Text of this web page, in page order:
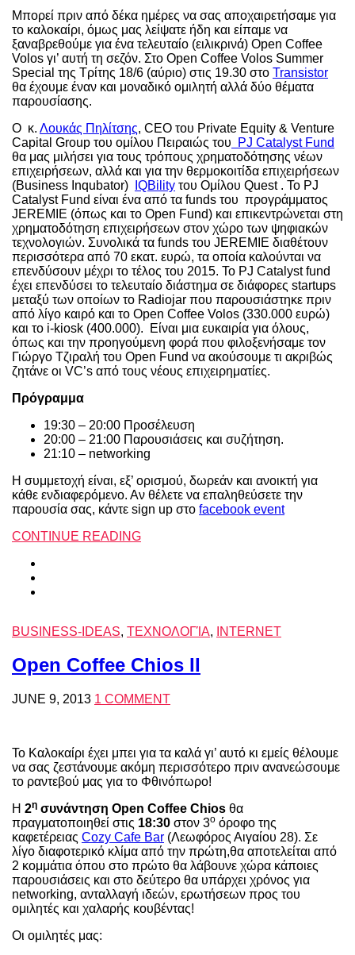
Μπορεί πριν από δέκα ημέρες να σας αποχαιρετήσαμε για
το καλοκαίρι, όμως μας λείψατε ήδη και είπαμε να
ξαναβρεθούμε για ένα τελευταίο (ειλικρινά) Open Coffee
Volos γι’ αυτή τη σεζόν. Στο Open Coffee Volos Summer
Special της Τρίτης 18/6 (αύριο) στις 19.30 στο Transistor
θα έχουμε έναν και μοναδικό ομιλητή αλλά δύο θέματα
παρουσίασης.
Ο κ. Λουκάς Πηλίτσης, CEO του Private Equity & Venture
Capital Group του ομίλου Πειραιώς του PJ Catalyst Fund
θα μας μιλήσει για τους τρόπους χρηματοδότησης νέων
επιχειρήσεων, αλλά και για την θερμοκοιτίδα επιχειρήσεων
(Business Inqubator)
IQBility του Ομίλου Quest . Το PJ
Catalyst Fund είναι ένα από τα funds του προγράμματος
JEREMIE (όπως και το Open Fund) και επικεντρώνεται στη
χρηματοδότηση επιχειρήσεων στον χώρο των ψηφιακών
τεχνολογιών. Συνολικά τα funds του JEREMIE διαθέτουν
περισσότερα από 70 εκατ. ευρώ, τα οποία καλούνται να
επενδύσουν μέχρι το τέλος του 2015. To PJ Catalyst fund
έχει επενδύσει το τελευταίο διάστημα σε διάφορες startups
μεταξύ των οποίων το Radiojar που παρουσιάστηκε πριν
από λίγο καιρό και το Open Coffee Volos (330.000 ευρώ)
και το i-kiosk (400.000). Είναι μια ευκαιρία για όλους,
όπως και την προηγούμενη φορά που φιλοξενήσαμε τον
Γιώργο Τζιραλή του Open Fund να ακούσουμε τι ακριβώς
ζητάνε οι VC’s από τους νέους επιχειρηματίες.
Πρόγραμμα
19:30 – 20:00 Προσέλευση
20:00 – 21:00 Παρουσιάσεις και συζήτηση.
21:10 – networking
Η συμμετοχή είναι, εξ’ ορισμού, δωρεάν και ανοικτή για
κάθε ενδιαφερόμενο. Αν θέλετε να επαληθεύσετε την
παρουσία σας, κάντε sign up στο facebook event
CONTINUE READING
BUSINESS-IDEAS, ΤΕΧΝΟΛΟΓΊΑ, INTERNET
Open Coffee Chios II
JUNE 9, 2013 1 COMMENT
Το Καλοκαίρι έχει μπει για τα καλά γι’ αυτό κι εμείς θέλουμε
να σας ζεστάνουμε ακόμη περισσότερο πριν ανανεώσουμε
το ραντεβού μας για το Φθινόπωρο!
Η 2η συνάντηση Open Coffee Chios θα
πραγματοποιηθεί στις 18:30 στον 3ο όροφο της
καφετέρειας Cozy Cafe Bar (Λεωφόρος Αιγαίου 28). Σε
λίγο διαφοτερικό κλίμα από την πρώτη,θα αποτελείται από
2 κομμάτια όπου στο πρώτο θα λάβουνε χώρα κάποιες
παρουσιάσεις και στο δεύτερο θα υπάρχει χρόνος για
networking, ανταλλαγή ιδεών, ερωτήσεων προς του
ομιλητές και χαλαρής κουβέντας!
Οι ομιλητές μας: